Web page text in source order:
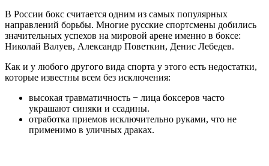
В России бокс считается одним из самых популярных
направлений борьбы. Многие русские спортсмены добились
значительных успехов на мировой арене именно в боксе:
Николай Валуев, Александр Поветкин, Денис Лебедев.
Как и у любого другого вида спорта у этого есть недостатки,
которые известны всем без исключения:
высокая травматичность − лица боксеров часто
украшают синяки и ссадины.
отработка приемов исключительно руками, что не
применимо в уличных драках.